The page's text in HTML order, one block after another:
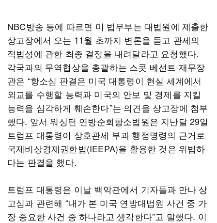
NBC방송 등에 따르면 미 법무부는 대법원에 제출한
상고장에서 오는 11월 초까지 변론을 듣고 관세의
적법성에 관한 최종 결정을 내려달라고 요청했다.
각국과의 무역협상을 총괄하는 스콧 베선트 재무장
관은 “항소심 판결은 미국 대통령이 현실 세계에서
외교를 수행할 능력과 미국의 안보 및 경제를 지킬
능력을 심각하게 훼손한다”는 의견을 상고장에 첨부
했다. 앞서 워싱턴 연방순회항소법원은 지난달 29일
트럼프 대통령이 상호관세 부과 행정명령의 근거로
국제비상경제권한법(IEEPA)을 활용한 것은 위법하
다는 판결을 했다.
트럼프 대통령은 이날 백악관에서 기자들과 만나 상
고심과 관련해 “내가 본 미국 연방대법원 사건 중 가
장 중요한 사건 중 하나라고 생각한다”고 말했다. 이